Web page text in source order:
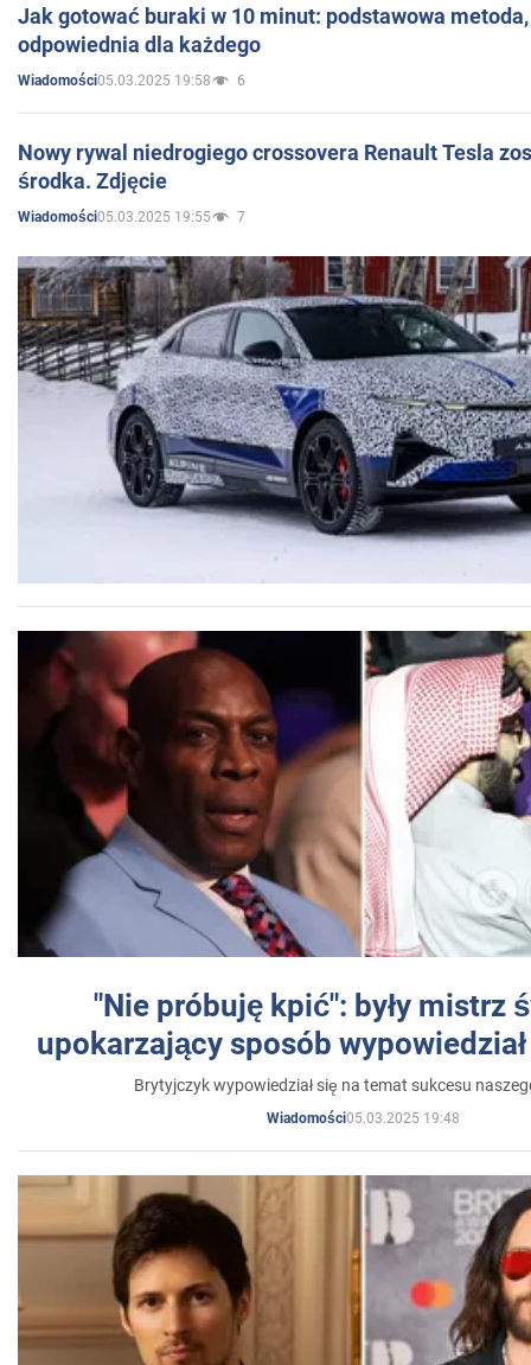
Jak gotować buraki w 10 minut: podstawowa
odpowiednia dla każdego
Wiadomości05.03.2025 19:58 6
Nowy rywal niedrogiego crossovera Renault Tesla
środka. Zdjęcie
Wiadomości05.03.2025 19:55 7
"Nie próbuję kpić": były mistrz
upokarzający sposób
Brytyjczyk wypowiedział się na temat sukcesu
Wiadomości05.03.2025 19:48